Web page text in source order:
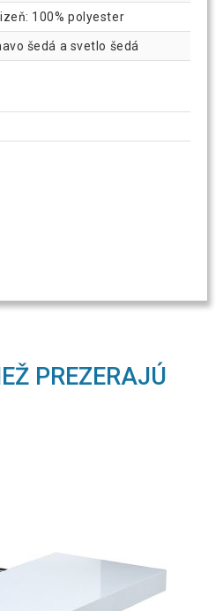
100% polyester
šedá a svetlo šedá
PREZERAJÚ